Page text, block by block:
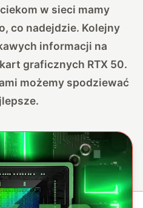
w sieci mamy
co nadejdzie. Kolejny
informacji na
graficznych RTX 50.
możemy spodziewać